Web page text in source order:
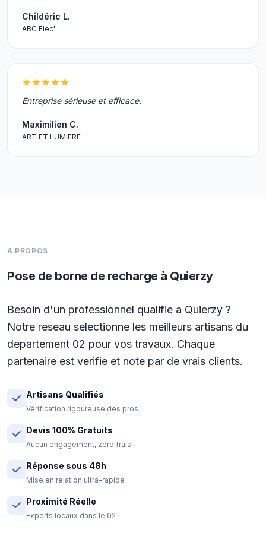
Childéric L.
ABC Elec'
Entreprise sérieuse et efficace.
Maximilien C.
ART ET LUMIERE
A PROPOS
Pose de borne de recharge à Quierzy
Besoin d'un professionnel qualifie a Quierzy ?
Notre reseau selectionne les meilleurs artisans du
departement 02 pour vos travaux. Chaque
partenaire est verifie et note par de vrais clients.
Artisans Qualifiés
Vérification rigoureuse des pros
Devis 100% Gratuits
Aucun engagement, zéro frais
Réponse sous 48h
Mise en relation ultra-rapide
Proximité Réelle
Experts locaux dans le 02